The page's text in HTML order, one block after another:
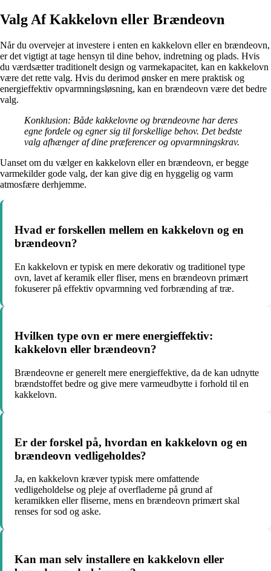
Valg Af Kakkelovn eller Brændeovn
Når du overvejer at investere i enten en kakkelovn eller en brændeovn,
er det vigtigt at tage hensyn til dine behov, indretning og plads. Hvis
du værdsætter traditionelt design og varmekapacitet, kan en kakkelovn
være det rette valg. Hvis du derimod ønsker en mere praktisk og
energieffektiv opvarmningsløsning, kan en brændeovn være det bedre
valg.
Konklusion: Både kakkelovne og brændeovne har deres
egne fordele og egner sig til forskellige behov. Det bedste
valg afhænger af dine præferencer og opvarmningskrav.
Uanset om du vælger en kakkelovn eller en brændeovn, er begge
varmekilder gode valg, der kan give dig en hyggelig og varm
atmosfære derhjemme.
Hvad er forskellen mellem en kakkelovn og en
brændeovn?
En kakkelovn er typisk en mere dekorativ og traditionel type
ovn, lavet af keramik eller fliser, mens en brændeovn primært
fokuserer på effektiv opvarmning ved forbrænding af træ.
Hvilken type ovn er mere energieffektiv:
kakkelovn eller brændeovn?
Brændeovne er generelt mere energieffektive, da de kan udnytte
brændstoffet bedre og give mere varmeudbytte i forhold til en
kakkelovn.
Er der forskel på, hvordan en kakkelovn og en
brændeovn vedligeholdes?
Ja, en kakkelovn kræver typisk mere omfattende
vedligeholdelse og pleje af overfladerne på grund af
keramikken eller fliserne, mens en brændeovn primært skal
renses for sod og aske.
Kan man selv installere en kakkelovn eller